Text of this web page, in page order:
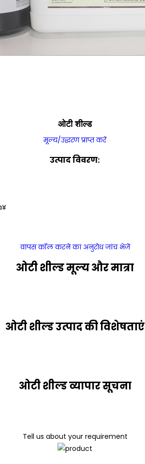
ओटी शील्ड
मूल्य/उद्धरण प्राप्त करें
उत्पाद विवरण:
वापस कॉल करने का अनुरोध जांच भेजें
ओटी शील्ड मूल्य और मात्रा
ओटी शील्ड उत्पाद की विशेषताएं
ओटी शील्ड व्यापार सूचना
Tell us about your requirement